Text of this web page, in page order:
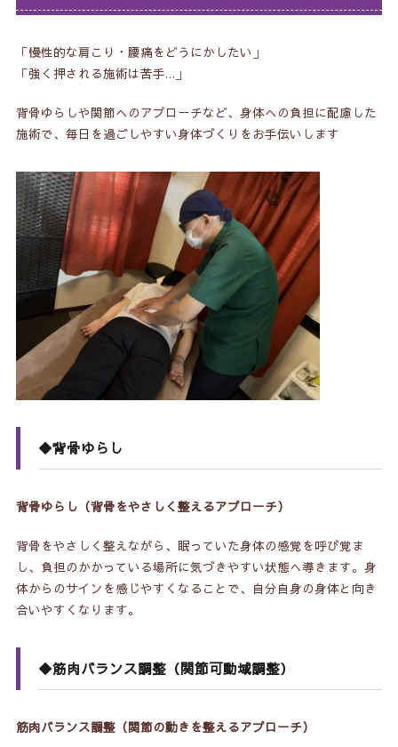
「慢性的な肩こり・腰痛をどうにかしたい」
「強く押される施術は苦手…」
背骨ゆらしや関節へのアプローチなど、身体への負担に配慮した
施術で、毎日を過ごしやすい身体づくりをお手伝いします
◆背骨ゆらし
背骨ゆらし（背骨をやさしく整えるアプローチ）
背骨をやさしく整えながら、眠っていた身体の感覚を呼び覚ま
し、負担のかかっている場所に気づきやすい状態へ導きます。身
体からのサインを感じやすくなることで、自分自身の身体と向き
合いやすくなります。
◆筋肉バランス調整（関節可動域調整）
筋肉バランス調整（関節の動きを整えるアプローチ）